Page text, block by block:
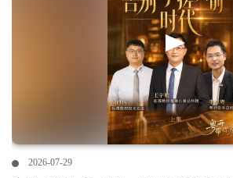
2026-07-29